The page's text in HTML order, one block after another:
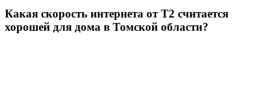
Какая скорость интернета от Т2 считается
хорошей для дома в Томской области?